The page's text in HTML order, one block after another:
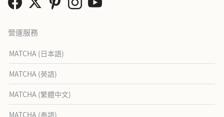
營運服務
MATCHA (日本語)
MATCHA (英語)
MATCHA (繁體中文)
MATCHA (泰語)